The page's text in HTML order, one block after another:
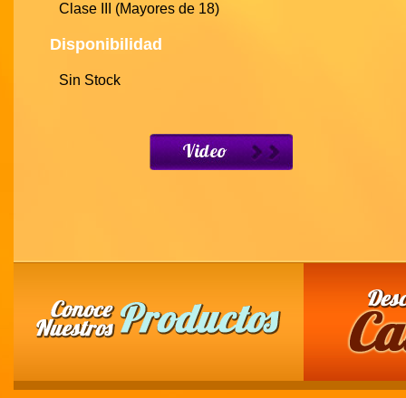
Clase III (Mayores de 18)
Disponibilidad
Sin Stock